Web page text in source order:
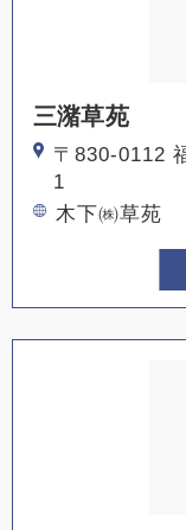
三潴草苑
〒830-0112
1
木下㈱草苑